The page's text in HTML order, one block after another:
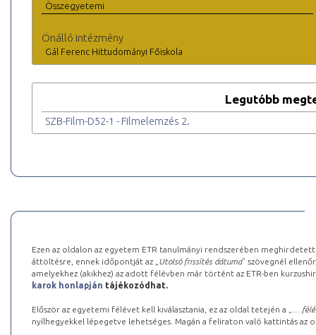
Összegyetemi
Önálló intézmény
Gál Ferenc Hittudományi Főiskola
Legutóbb
SZB-Film-D52-1 - Filmelemzés 2.
Ezen az oldalon az egyetem ETR tanulmányi rendszerében
áttöltésre, ennek időpontját az „ Utolsó frissítés dátuma” szövegnél
amelyekhez (akikhez) az adott félévben már történt az ETR-ben
karok honlapján tájékozódhat.
Először az egyetemi félévet kell kiválasztania, ez az oldal tetején a „
…
nyílhegyekkel lépegetve lehetséges. Magán a feliraton való kattintás az